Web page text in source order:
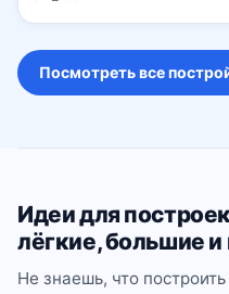
Посмотреть все
Идеи для
лёгкие, большие
Не знаешь, что